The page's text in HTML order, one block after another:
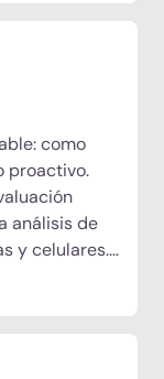
Hacen
Estoy
con ellos».
como
proactivo.
análisis de
y celulares.
hubiera
de